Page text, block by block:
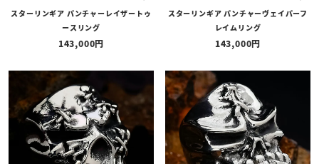
スターリンギア パンチャーレイザートゥ
ースリング
143,000
スターリンギア パンチャーヴェイパーフ
レイムリング
143,000